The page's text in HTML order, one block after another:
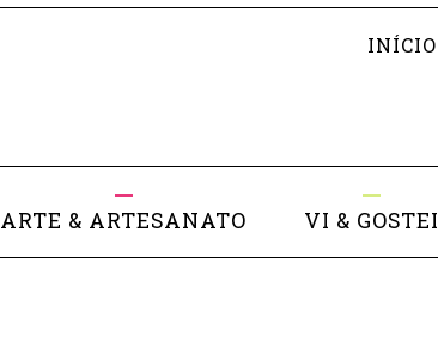
INÍCIO
ARTE & ARTESANATO VI & GOSTEI